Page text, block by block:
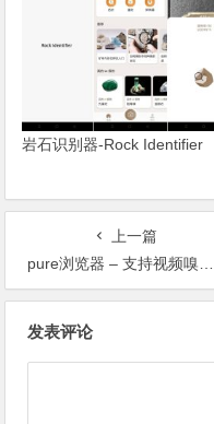
岩石识别器-Rock Identifier
上一篇
pure浏览器 – 支持视频嗅探下载的浏览器
发表评论